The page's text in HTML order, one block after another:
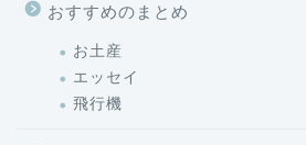
おすすめのまとめ
お土産
エッセイ
飛行機